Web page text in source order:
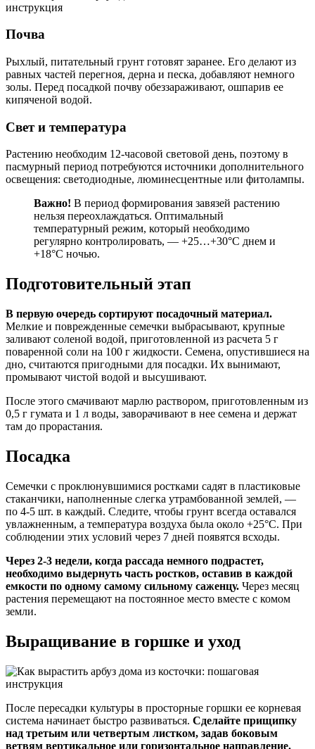
Почва
Рыхлый, питательный грунт готовят заранее. Его делают из
равных частей перегноя, дерна и песка, добавляют немного
золы. Перед посадкой почву обеззараживают, ошпарив ее
кипяченой водой.
Свет и температура
Растению необходим 12-часовой световой день, поэтому в
пасмурный период потребуются источники дополнительного
освещения: светодиодные, люминесцентные или фитолампы.
Важно! В период формирования завязей растению
нельзя переохлаждаться. Оптимальный
температурный режим, который необходимо
регулярно контролировать, — +25…+30°C днем и
+18°C ночью.
Подготовительный этап
В первую очередь сортируют посадочный материал.
Мелкие и поврежденные семечки выбрасывают, крупные
заливают соленой водой, приготовленной из расчета 5 г
поваренной соли на 100 г жидкости. Семена, опустившиеся на
дно, считаются пригодными для посадки. Их вынимают,
промывают чистой водой и высушивают.
После этого смачивают марлю раствором, приготовленным из
0,5 г гумата и 1 л воды, заворачивают в нее семена и держат
там до прорастания.
Посадка
Семечки с проклюнувшимися ростками садят в пластиковые
стаканчики, наполненные слегка утрамбованной землей, —
по 4-5 шт. в каждый. Следите, чтобы грунт всегда оставался
увлажненным, а температура воздуха была около +25°C. При
соблюдении этих условий через 7 дней появятся всходы.
Через 2-3 недели, когда рассада немного подрастет,
необходимо выдернуть часть ростков, оставив в каждой
емкости по одному самому сильному саженцу. Через месяц
растения перемещают на постоянное место вместе с комом
земли.
Выращивание в горшке и уход
После пересадки культуры в просторные горшки ее корневая
система начинает быстро развиваться. Сделайте прищипку
над третьим или четвертым листком, задав боковым
ветвям вертикальное или горизонтальное направление.